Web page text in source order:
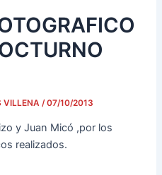
VILLENA/07/10/2013
y Juan Micó ,por los
realizados.